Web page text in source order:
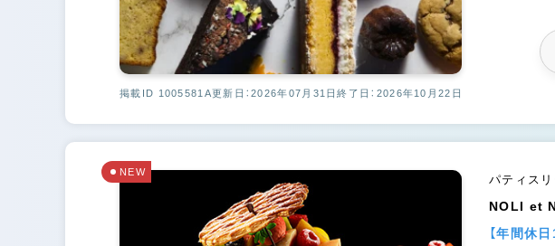
掲載ID 1005581A更新日：2026年07月31日終了日：2026年10月22日
パティスリ
NOLI et
【年間休
NEW